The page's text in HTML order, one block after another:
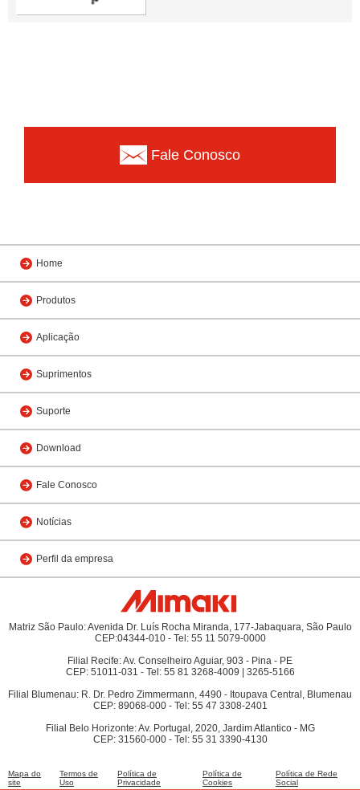
Fale Conosco
Home
Produtos
Aplicação
Suprimentos
Suporte
Download
Fale Conosco
Notícias
Perfil da empresa
Matriz São Paulo: Avenida Dr. Luís Rocha Miranda, 177-Jabaquara, São Paulo
CEP:04344-010 - Tel: 55 11 5079-0000
Filial Recife: Av. Conselheiro Aguiar, 903 - Pina - PE
CEP: 51011-031 - Tel: 55 81 3268-4009 | 3265-5166
Filial Blumenau: R. Dr. Pedro Zimmermann, 4490 - Itoupava Central, Blumenau
CEP: 89068-000 - Tel: 55 47 3308-2401
Filial Belo Horizonte: Av. Portugal, 2020, Jardim Atlantico - MG
CEP: 31560-000 - Tel: 55 31 3390-4130
Mapa do
site
Termos de
Uso
Política de
Privacidade
Política de
Cookies
Política de Rede
Social